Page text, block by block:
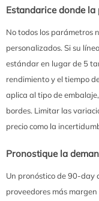
Estandarice donde
No todos los parámetros
personalizados. Si su
estándar en lugar de 5
rendimiento y el tiempo
aplica al tipo de
bordes. Limitar las
precio como la
Pronostique la
Un pronóstico de 90-day
proveedores más